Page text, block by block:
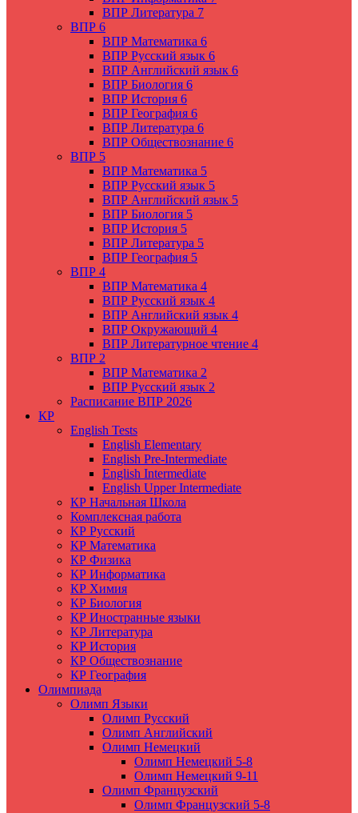
ВПР Литература 7
ВПР 6
ВПР Математика 6
ВПР Русский язык 6
ВПР Английский язык 6
ВПР Биология 6
ВПР История 6
ВПР География 6
ВПР Литература 6
ВПР Обществознание 6
ВПР 5
ВПР Математика 5
ВПР Русский язык 5
ВПР Английский язык 5
ВПР Биология 5
ВПР История 5
ВПР Литература 5
ВПР География 5
ВПР 4
ВПР Математика 4
ВПР Русский язык 4
ВПР Английский язык 4
ВПР Окружающий 4
ВПР Литературное чтение 4
ВПР 2
ВПР Математика 2
ВПР Русский язык 2
Расписание ВПР 2026
КР
English Tests
English Elementary
English Pre-Intermediate
English Intermediate
English Upper Intermediate
КР Начальная Школа
Комплексная работа
КР Русский
КР Математика
КР Физика
КР Информатика
КР Химия
КР Биология
КР Иностранные языки
КР Литература
КР История
КР Обществознание
КР География
Олимпиада
Олимп Языки
Олимп Русский
Олимп Английский
Олимп Немецкий
Олимп Немецкий 5-8
Олимп Немецкий 9-11
Олимп Французский
Олимп Французский 5-8